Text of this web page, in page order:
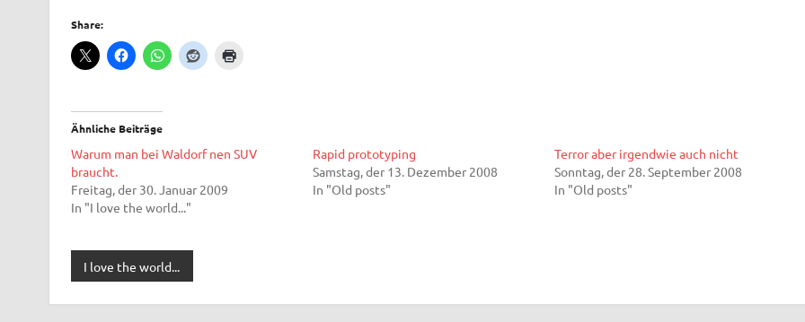
Share:
Ähnliche Beiträge
Warum man bei Waldorf nen SUV
braucht.
Freitag, der 30. Januar 2009
In "I love the world..."
Rapid prototyping
Samstag, der 13. Dezember 2008
In "Old posts"
Terror aber irgendwie auch nicht
Sonntag, der 28. September 2008
In "Old posts"
I love the world...